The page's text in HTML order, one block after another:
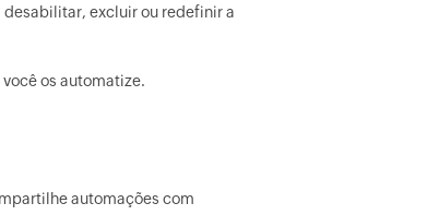
desabilitar, excluir ou redefinir a
os automatize.
automações com